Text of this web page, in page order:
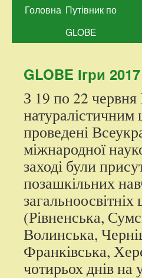
Перейти
Головна Путівник по
GLOBE
GLOBE Ігри 2017
З 19 по 22
натуралістичним
проведені
міжнародної
заході були
позашкільних
(Рівненська,
Волинська,
Франківська,
чотирьох днів на